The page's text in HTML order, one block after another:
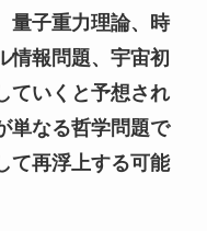
量子重力理論、時
情報問題、宇宙初
ていくと予想され
単なる哲学問題で
て再浮上する可能